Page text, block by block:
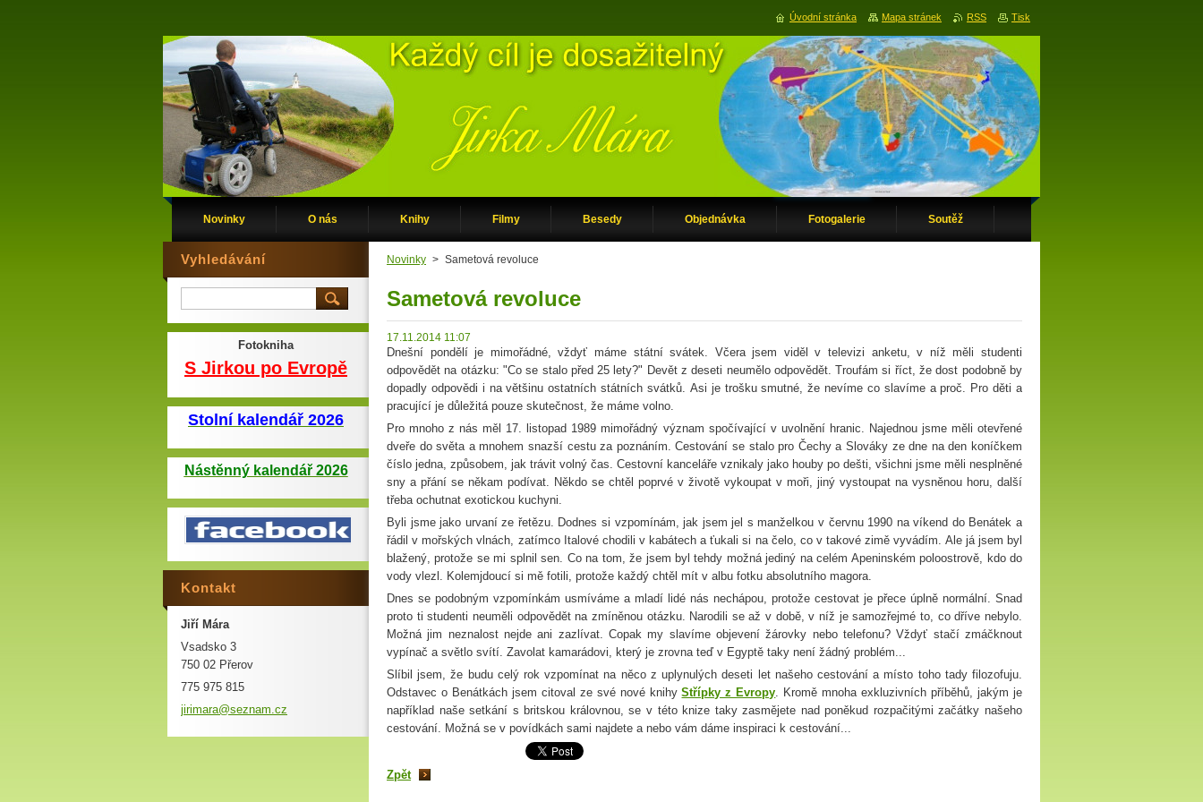
Novinky O nás Knihy Filmy Besedy Objednávka Fotogalerie Soutěž
Novinky > Sametová revoluce
Sametová revoluce
17.11.2014 11:07
Dnešní pondělí je mimořádné, vždyť máme státní svátek. Včera jsem viděl v televizi anketu, v níž měli studenti
odpovědět na otázku: "Co se stalo před 25 lety?" Devět z deseti neumělo odpovědět. Troufám si říct, že dost podobně by
dopadly odpovědi i na většinu ostatních státních svátků. Asi je trošku smutné, že nevíme co slavíme a proč. Pro děti a
pracující je důležitá pouze skutečnost, že máme volno.
Pro mnoho z nás měl 17. listopad 1989 mimořádný význam spočívající v uvolnění hranic. Najednou jsme měli otevřené
dveře do světa a mnohem snazší cestu za poznáním. Cestování se stalo pro Čechy a Slováky ze dne na den koníčkem
číslo jedna, způsobem, jak trávit volný čas. Cestovní kanceláře vznikaly jako houby po dešti, všichni jsme měli nesplněné
sny a přání se někam podívat. Někdo se chtěl poprvé v životě vykoupat v moři, jiný vystoupat na vysněnou horu, další
třeba ochutnat exotickou kuchyni.
Byli jsme jako urvaní ze řetězu. Dodnes si vzpomínám, jak jsem jel s manželkou v červnu 1990 na víkend do Benátek a
řádil v mořských vlnách, zatímco Italové chodili v kabátech a ťukali si na čelo, co v takové zimě vyvádím. Ale já jsem byl
blažený, protože se mi splnil sen. Co na tom, že jsem byl tehdy možná jediný na celém Apeninském poloostrově, kdo do
vody vlezl. Kolemjdoucí si mě fotili, protože každý chtěl mít v albu fotku absolutního magora.
Dnes se podobným vzpomínkám usmíváme a mladí lidé nás nechápou, protože cestovat je přece úplně normální. Snad
proto ti studenti neuměli odpovědět na zmíněnou otázku. Narodili se až v době, v níž je samozřejmé to, co dříve nebylo.
Možná jim neznalost nejde ani zazlívat. Copak my slavíme objevení žárovky nebo telefonu? Vždyť stačí zmáčknout
vypínač a světlo svítí. Zavolat kamarádovi, který je zrovna teď v Egyptě taky není žádný problém...
Slíbil jsem, že budu celý rok vzpomínat na něco z uplynulých deseti let našeho cestování a místo toho tady filozofuju.
Odstavec o Benátkách jsem citoval ze své nové knihyStřípky z Evropy. Kromě mnoha exkluzivních příběhů, jakým je
například naše setkání s britskou královnou, se v této knize taky zasmějete nad poněkud rozpačitými začátky našeho
cestování. Možná se v povídkách sami najdete a nebo vám dáme inspiraci k cestování...
Zpět
Vyhledávání
Fotokniha
S Jirkou po Evropě
Stolní kalendář 2026
Nástěnný kalendář 2026
Kontakt
Jiří Mára
Vsadsko 3
750 02 Přerov
775 975 815
jirimara@seznam.cz
Úvodní stránka Mapa stránek RSS Tisk